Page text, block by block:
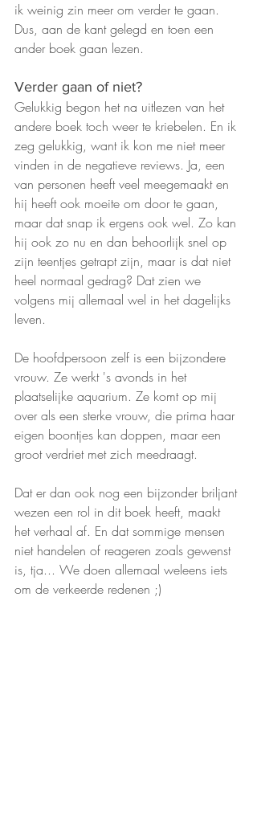
ik weinig zin meer om verder te gaan.
Dus, aan de kant gelegd en toen een
ander boek gaan lezen.
Verder gaan of niet?
Gelukkig begon het na uitlezen van het
andere boek toch weer te kriebelen. En ik
zeg gelukkig, want ik kon me niet meer
vinden in de negatieve reviews. Ja, een
van personen heeft veel meegemaakt en
hij heeft ook moeite om door te gaan,
maar dat snap ik ergens ook wel. Zo kan
hij ook zo nu en dan behoorlijk snel op
zijn teentjes getrapt zijn, maar is dat niet
heel normaal gedrag? Dat zien we
volgens mij allemaal wel in het dagelijks
leven.
De hoofdpersoon zelf is een bijzondere
vrouw. Ze werkt 's avonds in het
plaatselijke aquarium. Ze komt op mij
over als een sterke vrouw, die prima haar
eigen boontjes kan doppen, maar een
groot verdriet met zich meedraagt.
Dat er dan ook nog een bijzonder briljant
wezen een rol in dit boek heeft, maakt
het verhaal af. En dat sommige mensen
niet handelen of reageren zoals gewenst
is, tja... We doen allemaal weleens iets
om de verkeerde redenen ;)